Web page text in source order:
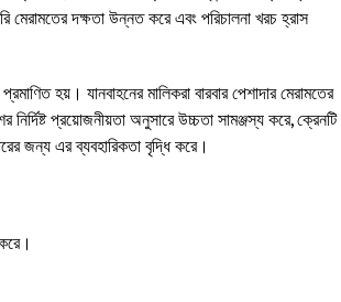
মেরামতের দক্ষতা উন্নত করে এবং পরিচালনা খরচ হ্রাস
হয়। যানবাহনের মালিকরা বারবার পেশাদার মেরামতের
নির্দিষ্ট প্রয়োজনীয়তা অনুসারে উচ্চতা সামঞ্জস্য করে, ক্রেনটি
জন্য এর ব্যবহারিকতা বৃদ্ধি করে।